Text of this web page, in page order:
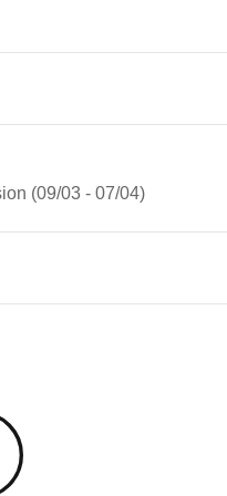
(09/03 - 07/04)
wie das